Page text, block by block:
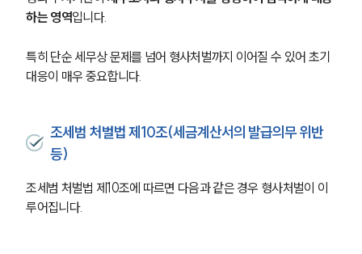
하는 영역입니다.
특히 단순 세무상 문제를 넘어 형사처벌까지 이어질 수 있어 초기
대응이 매우 중요합니다.
조세범 처벌법 제10조(세금계산서의 발급의무 위반
등)
조세범 처벌법 제10조에 따르면 다음과 같은 경우 형사처벌이 이
루어집니다.